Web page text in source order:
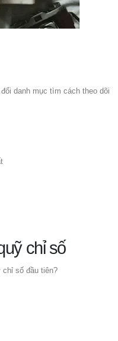
danh mục tìm cách theo dõi
chỉ số
số đầu tiên?